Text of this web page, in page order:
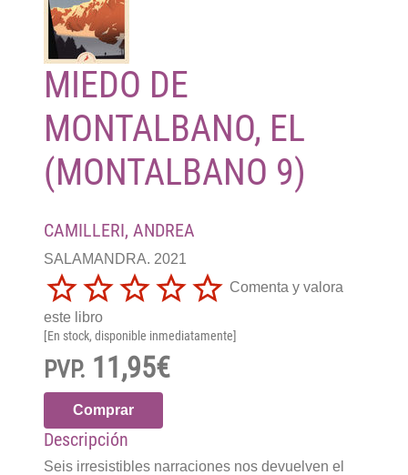
MIEDO DE
MONTALBANO, EL
(MONTALBANO 9)
CAMILLERI, ANDREA
SALAMANDRA. 2021
Comenta y valora
este libro
[En stock, disponible inmediatamente]
PVP. 11,95€
Comprar
Descripción
Seis irresistibles narraciones nos devuelven el